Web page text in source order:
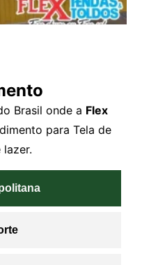
Brasil onde a Flex
para Tela de